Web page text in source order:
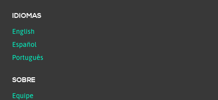
IDIOMAS
English
Español
Português
SOBRE
Equipe